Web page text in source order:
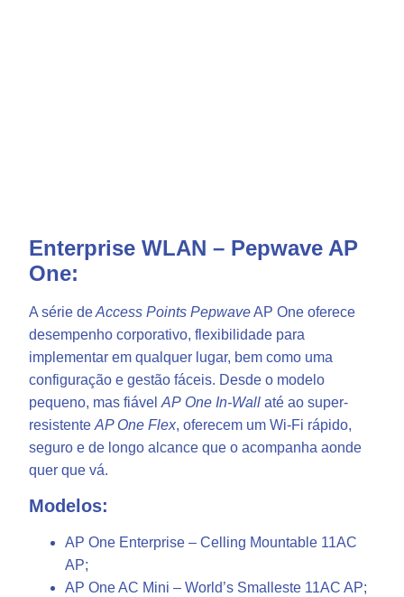
Enterprise WLAN – Pepwave AP
One:
A série deAccess Points PepwaveAP One oferece
desempenho corporativo, flexibilidade para
implementar em qualquer lugar, bem como uma
configuração e gestão fáceis. Desde o modelo
pequeno, mas fiável AP One In-Wall até ao super-
resistente AP One Flex, oferecem um Wi-Fi rápido,
seguro e de longo alcance que o acompanha aonde
quer que vá.
Modelos:
AP One Enterprise – Celling Mountable 11AC
AP;
AP One AC Mini – World’s Smalleste 11AC AP;